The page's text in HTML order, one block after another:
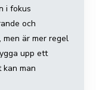
i fokus
och
men är mer regel
upp ett
man